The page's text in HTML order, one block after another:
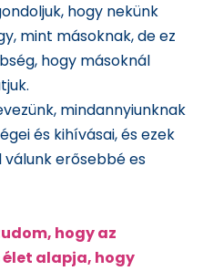
hogy nekünk
mint másoknak, de ez
hogy másoknál
mindannyiunknak
és kihívásai, és ezek
válunk erősebbé es
hogy az
alapja, hogy